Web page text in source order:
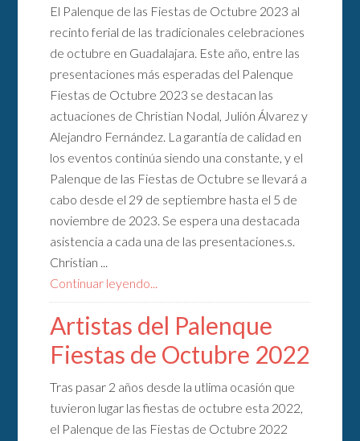
El Palenque de las Fiestas de Octubre 2023 al
recinto ferial de las tradicionales celebraciones
de octubre en Guadalajara. Este año, entre las
presentaciones más esperadas del Palenque
Fiestas de Octubre 2023 se destacan las
actuaciones de Christian Nodal, Julión Álvarez y
Alejandro Fernández. La garantía de calidad en
los eventos continúa siendo una constante, y el
Palenque de las Fiestas de Octubre se llevará a
cabo desde el 29 de septiembre hasta el 5 de
noviembre de 2023. Se espera una destacada
asistencia a cada una de las presentaciones.s.
Christian ...
Continuar leyendo...
Artistas del Palenque
Fiestas de Octubre 2022
Tras pasar 2 años desde la utlima ocasión que
tuvieron lugar las fiestas de octubre esta 2022,
el Palenque de las Fiestas de Octubre 2022